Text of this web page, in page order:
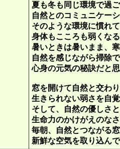
夏も冬も同じ環境で過
自然とのコミュニケー
そのような環境に慣れ
身体もこころも弱くな
暑いときは暑いまま、
自然を感じながら掃除
心身の元気の秘訣だと
窓を開けて自然と交わ
生きられない弱さを自
そして、自然の優しさ
生命力のかけがえのな
毎朝、自然とつながる
新鮮な空気を取り込ん